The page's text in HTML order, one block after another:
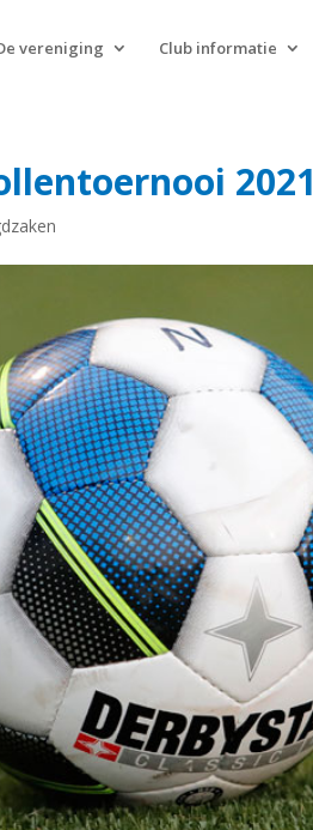
vereniging Club informatie
2021